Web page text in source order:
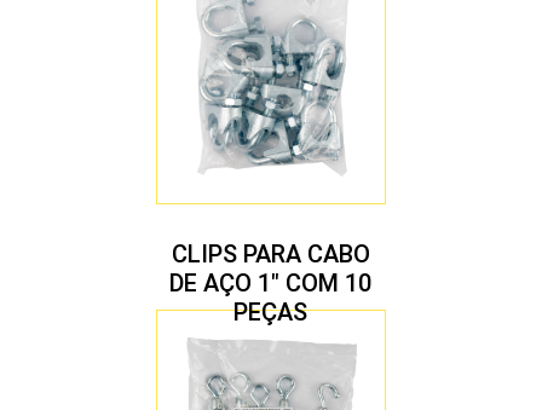
CLIPS PARA CABO
DE AÇO 1″ COM 10
PEÇAS